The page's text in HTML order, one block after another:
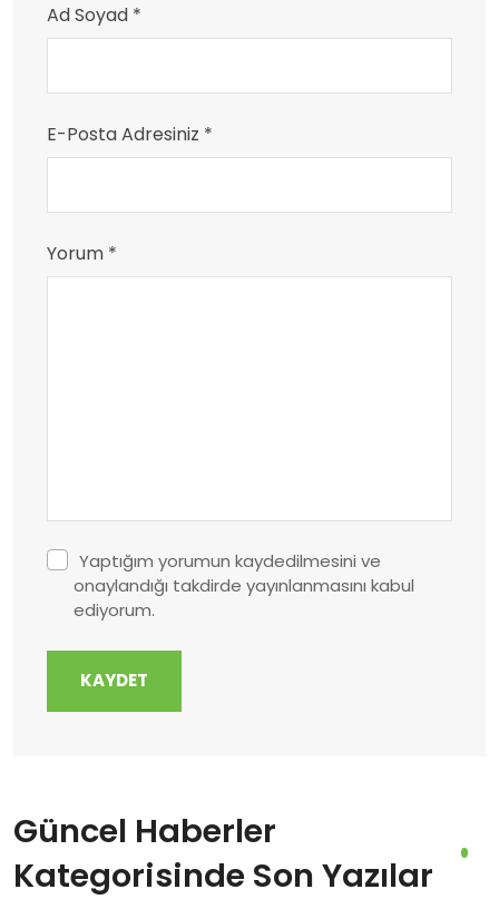
Ad Soyad *
E-Posta Adresiniz *
Yorum *
Yaptığım yorumun kaydedilmesini ve
onaylandığı takdirde yayınlanmasını kabul
ediyorum.
KAYDET
Güncel Haberler
Kategorisinde Son Yazılar